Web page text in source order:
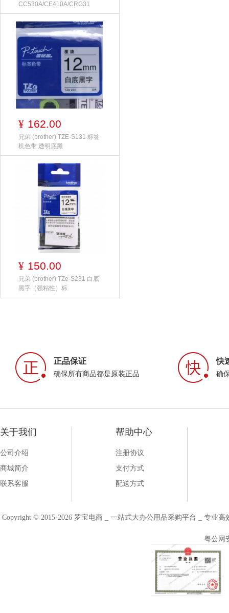
CC530A/CE410A/CRG31
¥ 162.00
兄弟 (brother) TZE-S131 标签
机色带 透明底黑
¥ 150.00
兄弟 (brother) TZe-S231 白底
黑字（强粘性）标
正品保证
确保所有商品都是原装正品
快
确
关于我们
公司介绍
商城简介
联系客服
帮助中心
注册协议
支付方式
配送方式
Copyright © 2015-2026 罗宝电商 _ 一站式大办公用品采购平台 _ 专业
粤公网